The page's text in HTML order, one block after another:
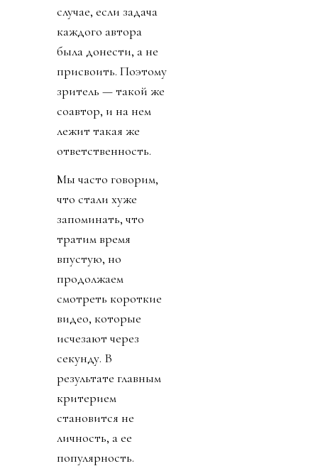
случае, если задача
каждого автора
была донести, а не
присвоить. Поэтому
зритель — такой же
соавтор, и на нем
лежит такая же
ответственность.
Мы часто говорим,
что стали хуже
запоминать, что
тратим время
впустую, но
продолжаем
смотреть короткие
видео, которые
исчезают через
секунду. В
результате главным
критерием
становится не
личность, а ее
популярность.